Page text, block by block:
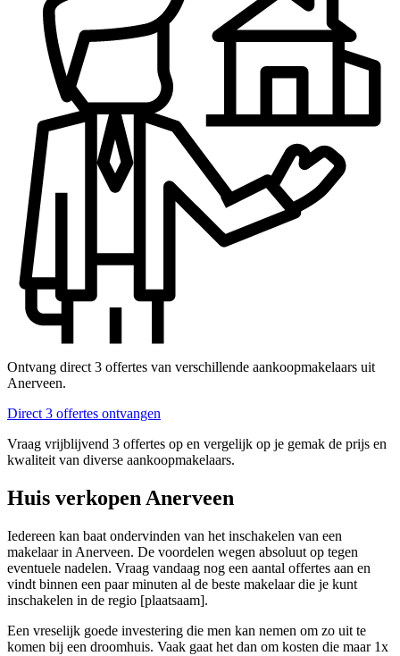
Ontvang direct 3 offertes van verschillende aankoopmakelaars uit
Anerveen.
Direct 3 offertes ontvangen
Vraag vrijblijvend 3 offertes op en vergelijk op je gemak de prijs en
kwaliteit van diverse aankoopmakelaars.
Huis verkopen Anerveen
Iedereen kan baat ondervinden van het inschakelen van een
makelaar in Anerveen. De voordelen wegen absoluut op tegen
eventuele nadelen. Vraag vandaag nog een aantal offertes aan en
vindt binnen een paar minuten al de beste makelaar die je kunt
inschakelen in de regio [plaatsaam].
Een vreselijk goede investering die men kan nemen om zo uit te
komen bij een droomhuis. Vaak gaat het dan om kosten die maar 1x